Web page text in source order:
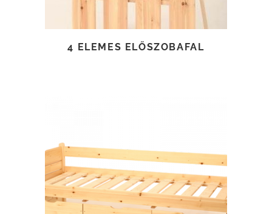
4 ELEMES ELŐSZOBAFAL
TOVÁBB OLVASOM